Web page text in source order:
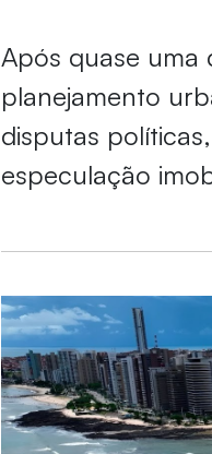
Após quase
planejamento
disputas
especulação